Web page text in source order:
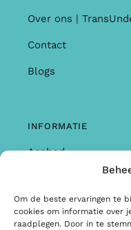
Om de beste ervaringen te
cookies om informatie over
raadplegen. Door in te
Over ons |
Contact
Blogs
INFORMATIE
Aanbod
Garantie & Klachten
Algemene